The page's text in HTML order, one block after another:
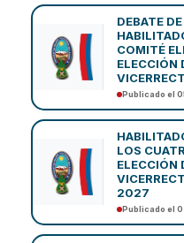
DEBATE
COMITÉ
ELECCIÓN
Publicado el
LOS
ELECCIÓN
2027
Publicado el